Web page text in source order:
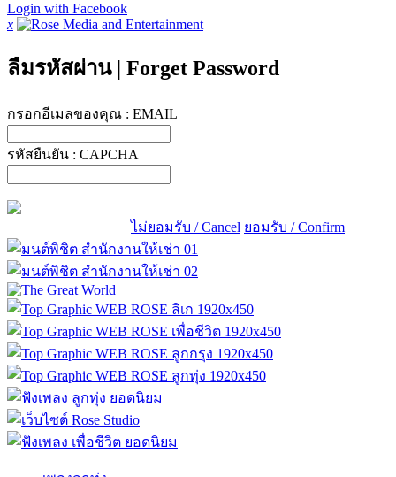
Login with Facebook
x
ลืมรหัสผ่าน | Forget Password
กรอกอีเมลของคุณ : EMAIL
รหัสยืนยัน : CAPCHA
ไม่ยอมรับ / Cancel ยอมรับ / Confirm